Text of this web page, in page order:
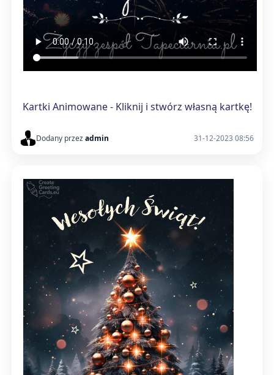
Kartki Animowane - Kliknij i stwórz własną kartkę!
Dodany przezadmin 31-12-2023 08:56